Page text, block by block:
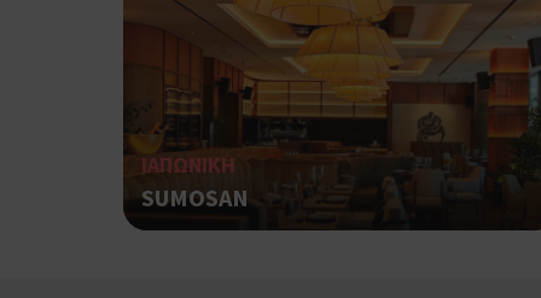
ΙΑΠΩΝΙΚΗ
SUMOSAN
takeOverCookie